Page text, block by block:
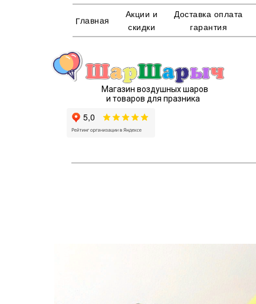
Главная
Доставка оплата
гарантия
Акции и
скидки
Магазин воздушных шаров
и товаров для празника